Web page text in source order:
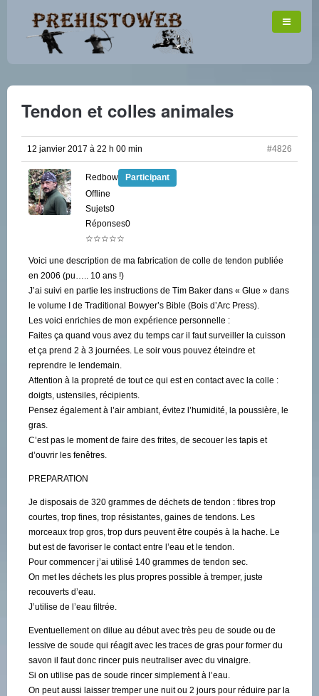
Tendon et colles animales
12 janvier 2017 à 22 h 00 min #4826
Redbow
Participant
Offline
Sujets0
Réponses0
☆☆☆☆☆
Voici une description de ma fabrication de colle de tendon publiée
en 2006 (pu….. 10 ans !)
J’ai suivi en partie les instructions de Tim Baker dans « Glue » dans
le volume I de Traditional Bowyer’s Bible (Bois d’Arc Press).
Les voici enrichies de mon expérience personnelle :
Faites ça quand vous avez du temps car il faut surveiller la cuisson
et ça prend 2 à 3 journées. Le soir vous pouvez éteindre et
reprendre le lendemain.
Attention à la propreté de tout ce qui est en contact avec la colle :
doigts, ustensiles, récipients.
Pensez également à l’air ambiant, évitez l’humidité, la poussière, le
gras.
C’est pas le moment de faire des frites, de secouer les tapis et
d’ouvrir les fenêtres.
PREPARATION
Je disposais de 320 grammes de déchets de tendon : fibres trop
courtes, trop fines, trop résistantes, gaines de tendons. Les
morceaux trop gros, trop durs peuvent être coupés à la hache. Le
but est de favoriser le contact entre l’eau et le tendon.
Pour commencer j’ai utilisé 140 grammes de tendon sec.
On met les déchets les plus propres possible à tremper, juste
recouverts d’eau.
J’utilise de l’eau filtrée.
Eventuellement on dilue au début avec très peu de soude ou de
lessive de soude qui réagit avec les traces de gras pour former du
savon il faut donc rincer puis neutraliser avec du vinaigre.
Si on utilise pas de soude rincer simplement à l’eau.
On peut aussi laisser tremper une nuit ou 2 jours pour réduire par la